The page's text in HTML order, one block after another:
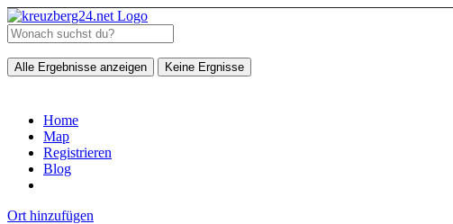
Alle Ergebnisse anzeigen Keine Ergnisse
Home
Map
Registrieren
Blog
Ort hinzufügen